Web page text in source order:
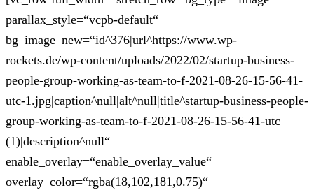
parallax_style=“vcpb-default“
bg_image_new=“id^376|url^https://www.wp-
rockets.de/wp-content/uploads/2022/02/startup-business-
people-group-working-as-team-to-f-2021-08-26-15-56-41-
utc-1.jpg|caption^null|alt^null|title^startup-business-people-
group-working-as-team-to-f-2021-08-26-15-56-41-utc
(1)|description^null“
enable_overlay=“enable_overlay_value“
overlay_color=“rgba(18,102,181,0.75)“